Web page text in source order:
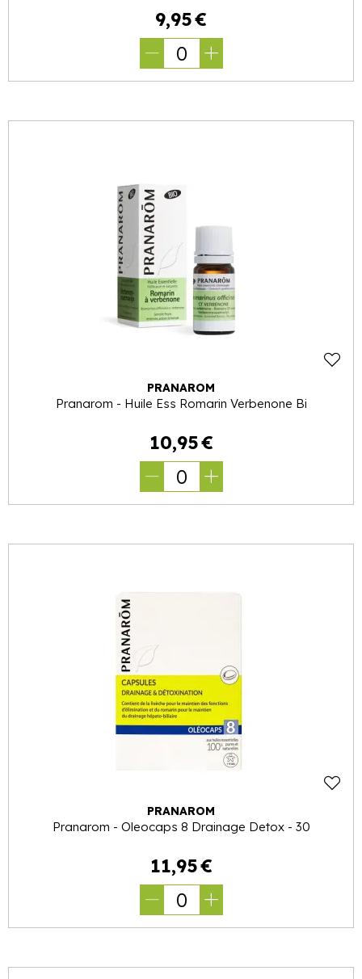
9,95€
0
PRANAROM
Pranarom - Huile Ess Romarin Verbenone Bi
10,95€
0
PRANAROM
Pranarom - Oleocaps 8 Drainage Detox - 30
11,95€
0